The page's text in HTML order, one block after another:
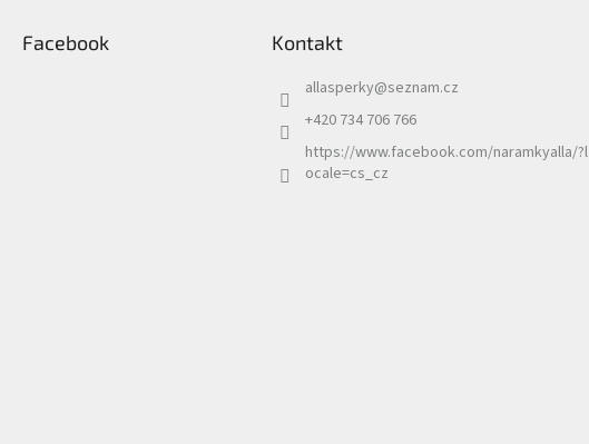
Facebook Kontakt
allasperky@seznam.cz
+420 734 706 766
https://www.facebook.com/naramkyalla/?l
ocale=cs_cz